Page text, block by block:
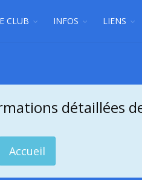
CLUB INFOS LIENS
détaillées
Accueil